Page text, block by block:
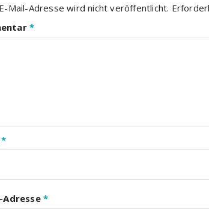
Mail-Adresse wird nicht veröffentlicht.
*
*
Adresse*